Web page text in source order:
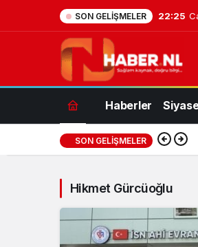
SON GELIŞMELER 22:25
Hikmet
Gürcüoğlu
Haberleri
Haberler
SON GELIŞMELER
Hikmet Gürcüoğlu